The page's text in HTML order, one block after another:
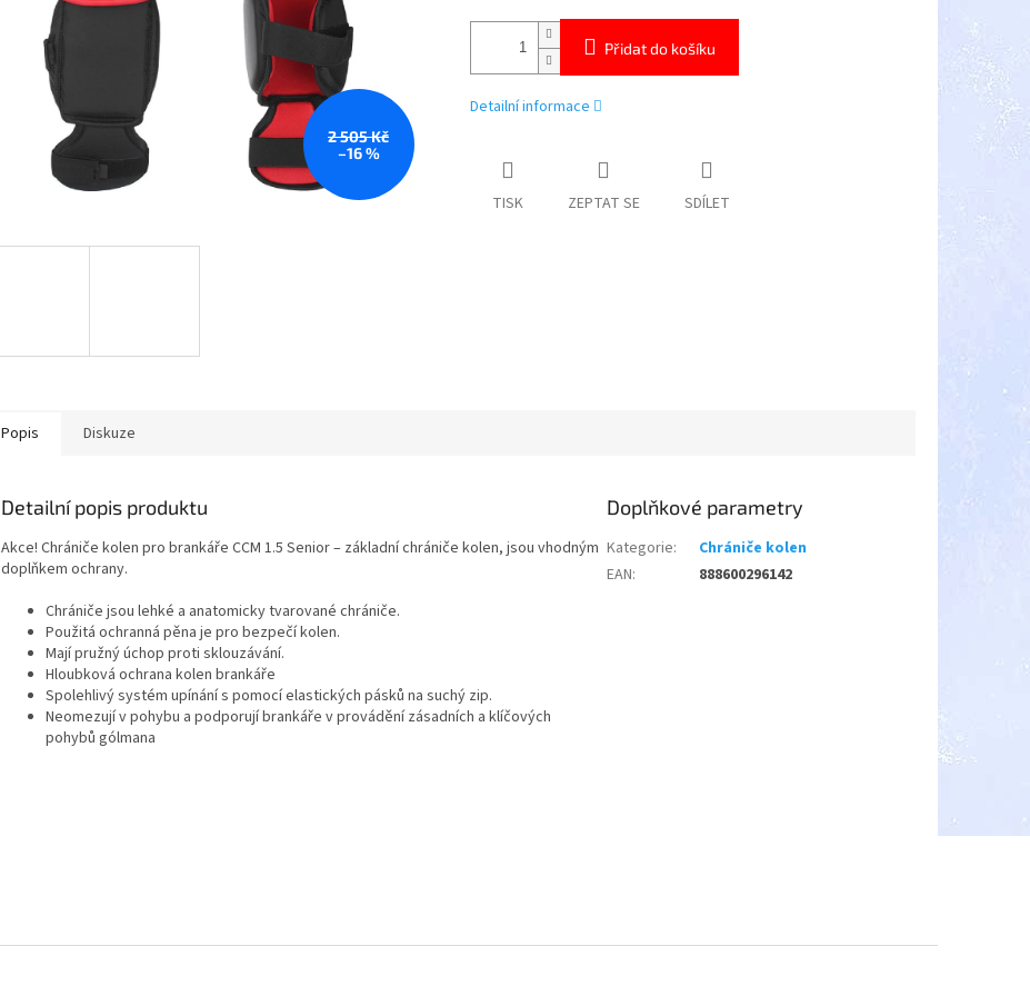
2 505 Kč
–16 %
Přidat do košíku
Detailní informace
TISK ZEPTAT SE SDÍLET
Popis Diskuze
Detailní popis produktu
Akce! Chrániče kolen pro brankáře CCM 1.5 Senior – základní chrániče kolen, jsou vhodným
doplňkem ochrany.
Chrániče jsou lehké a anatomicky tvarované chrániče.
Použitá ochranná pěna je pro bezpečí kolen.
Mají pružný úchop proti sklouzávání.
Hloubková ochrana kolen brankáře
Spolehlivý systém upínání s pomocí elastických pásků na suchý zip.
Neomezují v pohybu a podporují brankáře v provádění zásadních a klíčových
pohybů gólmana
Doplňkové parametry
Kategorie:
Chrániče kolen
EAN: 888600296142